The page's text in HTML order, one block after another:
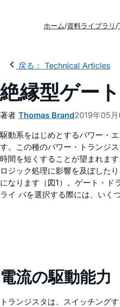
ホーム 資料ライブラリ
戻る： Technical Articles
絶縁型ゲー
著者 Thomas Brand2019年05月
駆動系をはじめとするパワー・
す。この種のパワー・トランジ
時間を短くすることが望まれま
ロジック処理に影響を及ぼした
になります（図1）。ゲート・ド
ライ バを選択する際には、いく
電流の駆動能力
トランジスタは、スイッチング